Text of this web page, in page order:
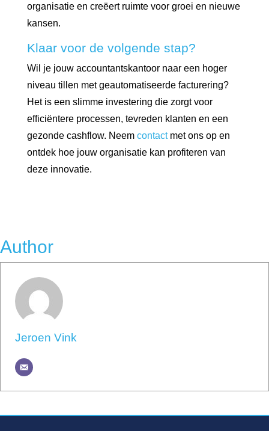
organisatie en creëert ruimte voor groei en nieuwe
kansen.
Klaar voor de volgende stap?
Wil je jouw accountantskantoor naar een hoger
niveau tillen met geautomatiseerde facturering?
Het is een slimme investering die zorgt voor
efficiëntere processen, tevreden klanten en een
gezonde cashflow. Neem contactmet ons op en
ontdek hoe jouw organisatie kan profiteren van
deze innovatie.
Author
Jeroen Vink